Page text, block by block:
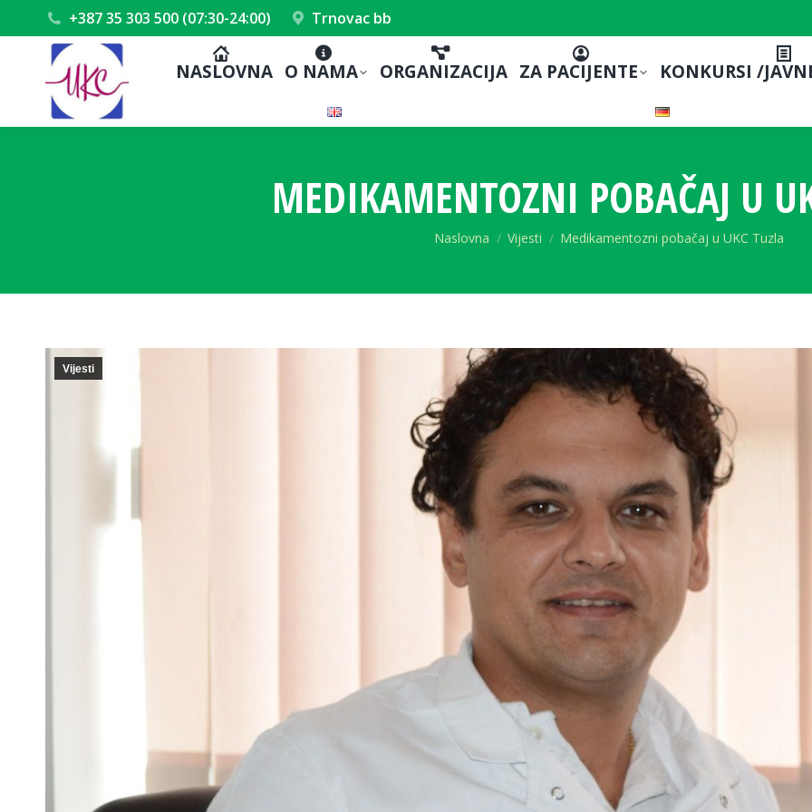
+387 35 303 500 (07:30-24:00) Trnovac bb
NASLOVNA O NAMA ORGANIZACIJA ZA PACIJENTE KONKURSI /
MEDIKAMENTOZNI POBAČAJ U
You are here:
Naslovna Vijesti Medikamentozni pobačaj u UKC Tuzla
Vijesti